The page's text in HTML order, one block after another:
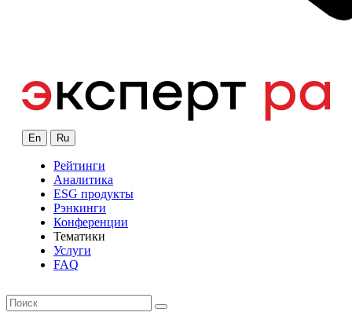
En Ru
Рейтинги
Аналитика
ESG продукты
Рэнкинги
Конференции
Тематики
Услуги
FAQ